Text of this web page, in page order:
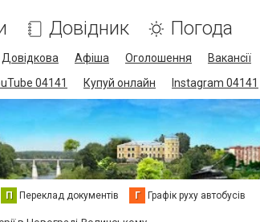
Довідник Погода
Довідкова Афіша Оголошення Вакансії
04141 Купуй онлайн Instagram 04141
П Переклад документів Г Графік руху автобусів